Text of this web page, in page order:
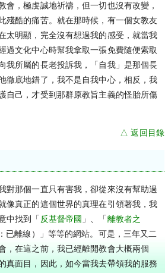
，極虔誠地祈禱，但一切也沒有改變，
殘酷的痛苦。就在那時候，有一個女教友
太明顯，完全沒有想過我的感受，就當我
過文化中心時幫我拿取一張免費隨便索取
我所屬的長老投訴我，「自我」是那個長
徹底地錯了，我不是自我中心，相反，我
自己，才受到那群原教旨主義的怪胎所傷
△ 返回目錄
對那個一直只有害我，卻從來沒有幫助過
像真正的這個世界的真理在引領著我，我
中找到「 反基督帝國 」、「 離教者之
已離線）」等等的網站。可是，三年又二
，在這之前，我已經離開教會大概兩個
真面目，因此，如今當我去帶領我的服務